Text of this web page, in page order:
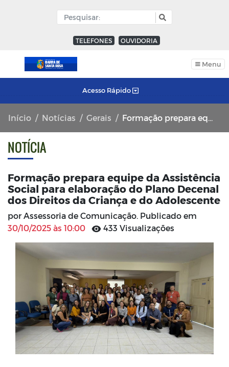
TELEFONES OUVIDORIA
Menu
Acesso Rápido
Início Notícias Gerais Formação prepara equipe da Assistência Social para elaboração do Plano Decenal dos Direitos da Criança e do Adolescente
NOTÍCIA
Formação prepara equipe da Assistência
Social para elaboração do Plano Decenal
dos Direitos da Criança e do Adolescente
por Assessoria de Comunicação. Publicado em
30/10/2025 às 10:00
433 Visualizações